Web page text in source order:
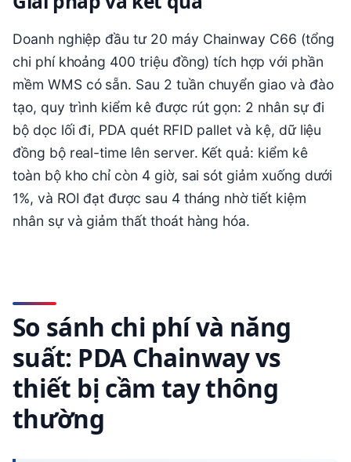
Doanh nghiệp đầu tư 20 máy Chainway C66 (tổng
chi phí khoảng 400 triệu đồng) tích hợp với phần
mềm WMS có sẵn. Sau 2 tuần chuyển giao và đào
tạo, quy trình kiểm kê được rút gọn: 2 nhân sự đi
bộ dọc lối đi, PDA quét RFID pallet và kệ, dữ liệu
đồng bộ real-time lên server. Kết quả: kiểm kê
toàn bộ kho chỉ còn 4 giờ, sai sót giảm xuống dưới
1%, và ROI đạt được sau 4 tháng nhờ tiết kiệm
nhân sự và giảm thất thoát hàng hóa.
So sánh chi phí và năng
suất: PDA Chainway vs
thiết bị cầm tay thông
thường